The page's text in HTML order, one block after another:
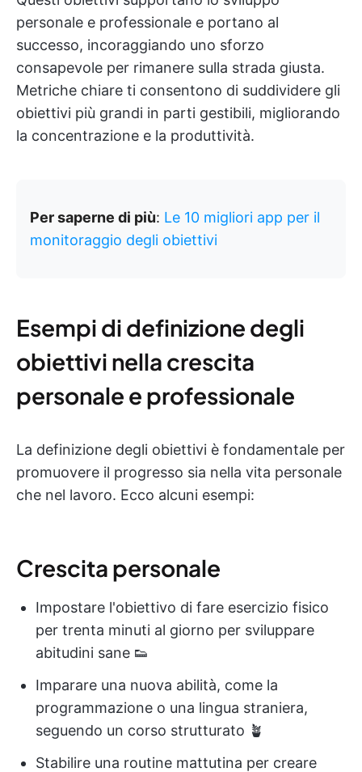
personale e professionale e portano al
successo, incoraggiando uno sforzo
consapevole per rimanere sulla strada giusta.
Metriche chiare ti consentono di suddividere gli
obiettivi più grandi in parti gestibili, migliorando
la concentrazione e la produttività.
Per saperne di più: Le 10 migliori app per il
monitoraggio degli obiettivi
Esempi di definizione degli
obiettivi nella crescita
personale e professionale
La definizione degli obiettivi è fondamentale per
promuovere il progresso sia nella vita personale
che nel lavoro. Ecco alcuni esempi:
Crescita personale
Impostare l'obiettivo di fare esercizio fisico
per trenta minuti al giorno per sviluppare
abitudini sane 👟
Imparare una nuova abilità, come la
programmazione o una lingua straniera,
seguendo un corso strutturato 🪴
Stabilire una routine mattutina per creare